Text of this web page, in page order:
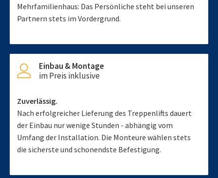
Mehrfamilienhaus: Das Persönliche steht bei unseren
Partnern stets im Vordergrund.
Einbau & Montage
im Preis inklusive
Zuverlässig.
Nach erfolgreicher Lieferung des Treppenlifts dauert
der Einbau nur wenige Stunden - abhängig vom
Umfang der Installation. Die Monteure wählen stets
die sicherste und schonendste Befestigung.